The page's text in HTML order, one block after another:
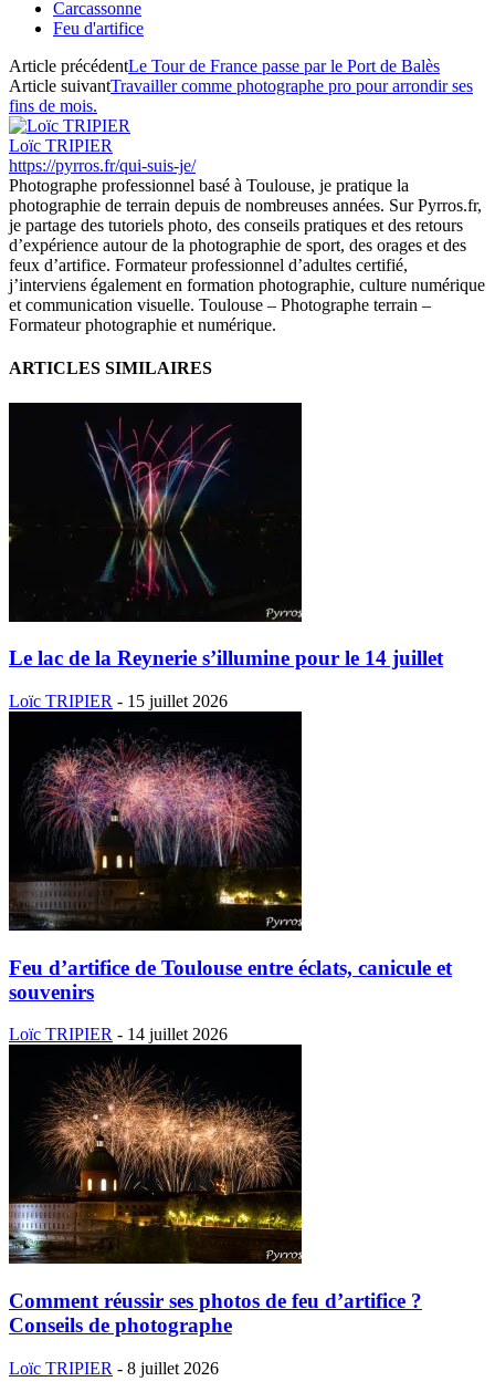
Carcassonne
Feu d'artifice
Article précédentLe Tour de France passe par le Port de Balès
Article suivantTravailler comme photographe pro pour arrondir ses
fins de mois.
Loïc TRIPIER
https://pyrros.fr/qui-suis-je/
Photographe professionnel basé à Toulouse, je pratique la
photographie de terrain depuis de nombreuses années. Sur Pyrros.fr,
je partage des tutoriels photo, des conseils pratiques et des retours
d’expérience autour de la photographie de sport, des orages et des
feux d’artifice. Formateur professionnel d’adultes certifié,
j’interviens également en formation photographie, culture numérique
et communication visuelle. Toulouse – Photographe terrain –
Formateur photographie et numérique.
ARTICLES SIMILAIRES
Le lac de la Reynerie s’illumine pour le 14 juillet
Loïc TRIPIER - 15 juillet 2026
Feu d’artifice de Toulouse entre éclats, canicule et
souvenirs
Loïc TRIPIER - 14 juillet 2026
Comment réussir ses photos de feu d’artifice ?
Conseils de photographe
Loïc TRIPIER - 8 juillet 2026